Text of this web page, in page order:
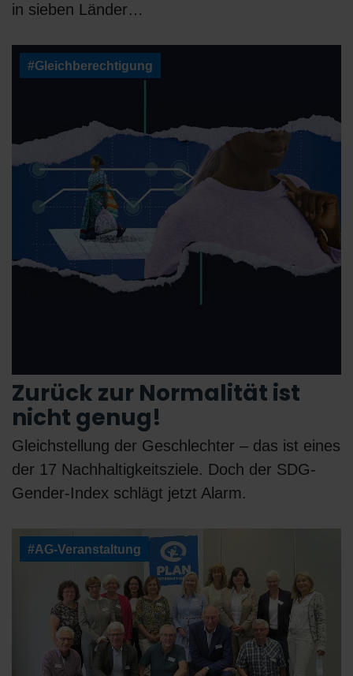
in sieben Länder…
#Gleichberechtigung
Zurück zur Normalität ist
nicht genug!
Gleichstellung der Geschlechter – das ist eines
der 17 Nachhaltigkeitsziele. Doch der SDG-
Gender-Index schlägt jetzt Alarm.
#AG-Veranstaltung